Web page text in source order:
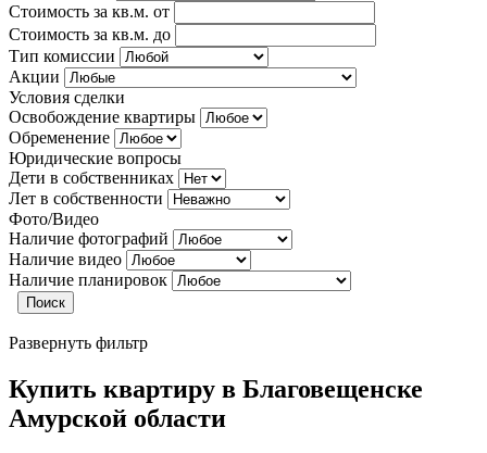
Стоимость за кв.м. от
Стоимость за кв.м. до
Тип комиссии
Акции
Условия сделки
Освобождение квартиры
Обременение
Юридические вопросы
Дети в собственниках
Лет в собственности
Фото/Видео
Наличие фотографий
Наличие видео
Наличие планировок
Поиск
Развернуть фильтр
Купить квартиру в Благовещенске
Амурской области